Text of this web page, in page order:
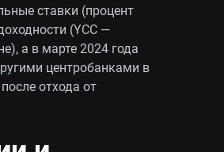
ставки (процент
(YCC —
а в марте 2024 года
центробанками в
отхода от